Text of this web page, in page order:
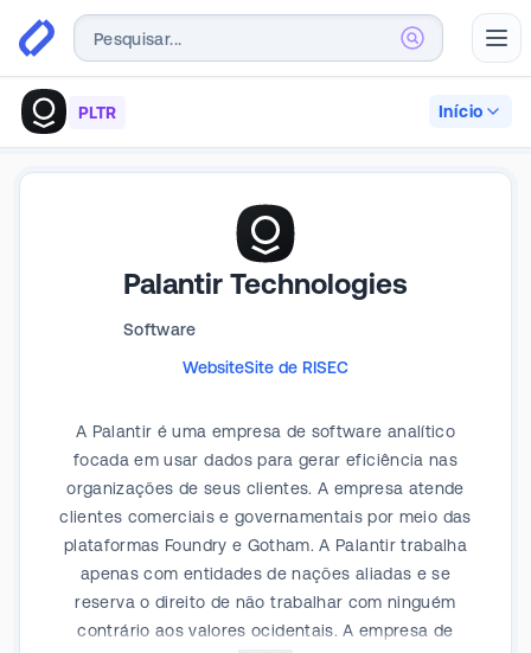
PLTR Início
Palantir Technologies
Software
WebsiteSite de RISEC
A Palantir é uma empresa de software analítico
focada em usar dados para gerar eficiência nas
organizações de seus clientes. A empresa atende
clientes comerciais e governamentais por meio das
plataformas Foundry e Gotham. A Palantir trabalha
apenas com entidades de nações aliadas e se
reserva o direito de não trabalhar com ninguém
contrário aos valores ocidentais. A empresa de